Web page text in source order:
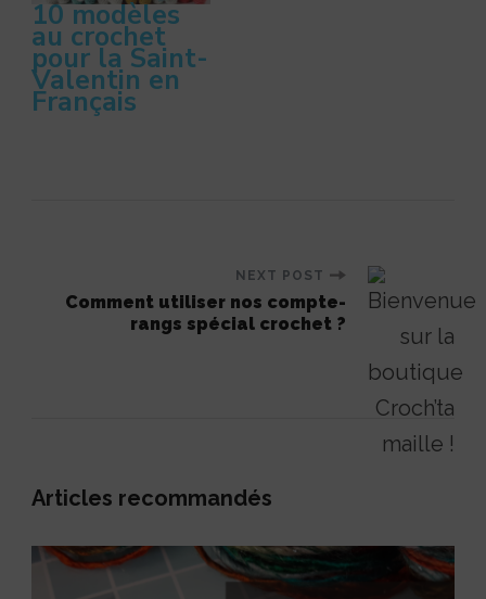
10 modèles
au crochet
pour la Saint-
Valentin en
Français
Post
Navigation
NEXT POST
Comment utiliser nos compte-
rangs spécial crochet ?
Articles recommandés